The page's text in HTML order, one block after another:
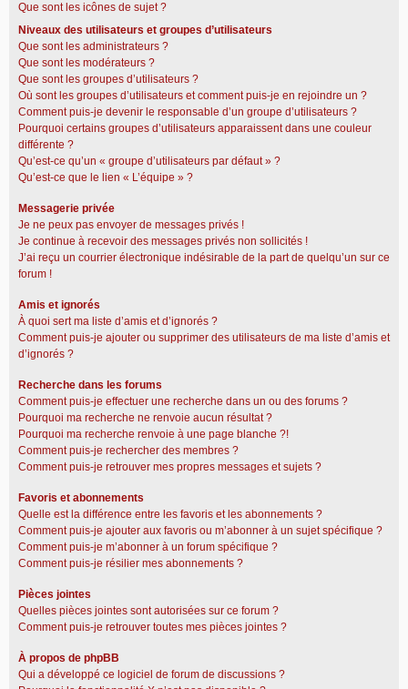
Que sont les icônes de sujet ?
Niveaux des utilisateurs et groupes d’utilisateurs
Que sont les administrateurs ?
Que sont les modérateurs ?
Que sont les groupes d’utilisateurs ?
Où sont les groupes d’utilisateurs et comment puis-je en rejoindre un ?
Comment puis-je devenir le responsable d’un groupe d’utilisateurs ?
Pourquoi certains groupes d’utilisateurs apparaissent dans une couleur
différente ?
Qu’est-ce qu’un « groupe d’utilisateurs par défaut » ?
Qu’est-ce que le lien « L’équipe » ?
Messagerie privée
Je ne peux pas envoyer de messages privés !
Je continue à recevoir des messages privés non sollicités !
J’ai reçu un courrier électronique indésirable de la part de quelqu’un sur ce
forum !
Amis et ignorés
À quoi sert ma liste d’amis et d’ignorés ?
Comment puis-je ajouter ou supprimer des utilisateurs de ma liste d’amis et
d’ignorés ?
Recherche dans les forums
Comment puis-je effectuer une recherche dans un ou des forums ?
Pourquoi ma recherche ne renvoie aucun résultat ?
Pourquoi ma recherche renvoie à une page blanche ?!
Comment puis-je rechercher des membres ?
Comment puis-je retrouver mes propres messages et sujets ?
Favoris et abonnements
Quelle est la différence entre les favoris et les abonnements ?
Comment puis-je ajouter aux favoris ou m’abonner à un sujet spécifique ?
Comment puis-je m’abonner à un forum spécifique ?
Comment puis-je résilier mes abonnements ?
Pièces jointes
Quelles pièces jointes sont autorisées sur ce forum ?
Comment puis-je retrouver toutes mes pièces jointes ?
À propos de phpBB
Qui a développé ce logiciel de forum de discussions ?